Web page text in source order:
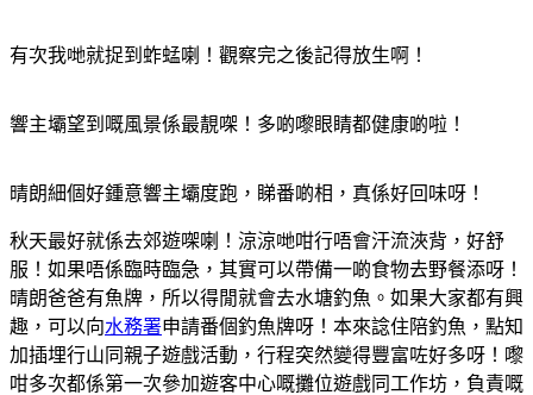
有次我哋就捉到蚱蜢喇！觀察完之後記得放生啊！
響主壩望到嘅風景係最靚㗎！多啲嚟眼睛都健康啲啦！
晴朗細個好鍾意響主壩度跑，睇番啲相，真係好回味呀！
秋天最好就係去郊遊㗎喇！涼涼哋咁行唔會汗流浹背，好舒
服！ 如果唔係臨時臨急，其實可以帶備一啲食物去野餐添呀！
晴朗爸爸有魚牌，所以得閒就會去水塘釣魚。如果大家都有興
趣，可以向水務署申請番個釣魚牌呀！ 本來諗住陪釣魚，點知
加插埋行山同親子遊戲活動，行程突然變得豐富咗好多呀！ 嚟
咁多次都係第一次參加遊客中心嘅攤位遊戲同工作坊，負責嘅